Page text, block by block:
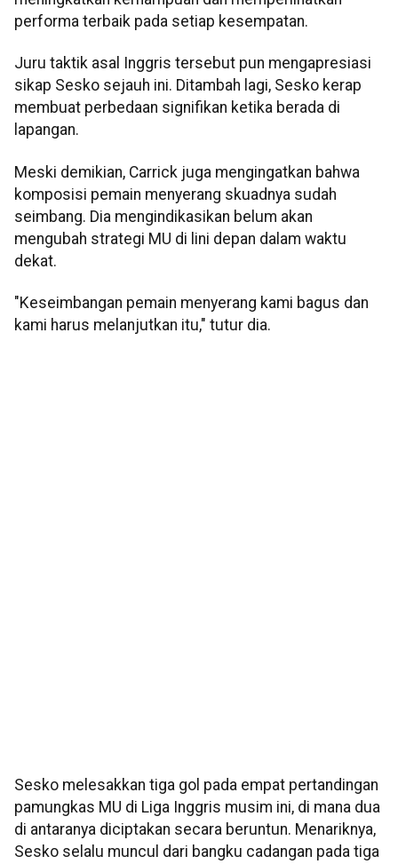
performa terbaik pada setiap kesempatan.
Juru taktik asal Inggris tersebut pun mengapresiasi
sikap Sesko sejauh ini. Ditambah lagi, Sesko kerap
membuat perbedaan signifikan ketika berada di
lapangan.
Meski demikian, Carrick juga mengingatkan bahwa
komposisi pemain menyerang skuadnya sudah
seimbang. Dia mengindikasikan belum akan
mengubah strategi MU di lini depan dalam waktu
dekat.
"Keseimbangan pemain menyerang kami bagus dan
kami harus melanjutkan itu," tutur dia.
Sesko melesakkan tiga gol pada empat pertandingan
pamungkas MU di Liga Inggris musim ini, di mana dua
di antaranya diciptakan secara beruntun. Menariknya,
Sesko selalu muncul dari bangku cadangan pada tiga